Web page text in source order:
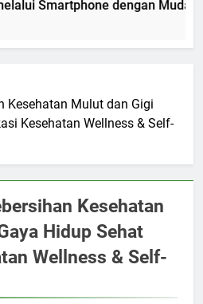
Smartphone dengan Mudah,
Kesehatan Mulut dan Gigi
Kesehatan Wellness & Self-
Kesehatan
Hidup Sehat
Wellness & Self-